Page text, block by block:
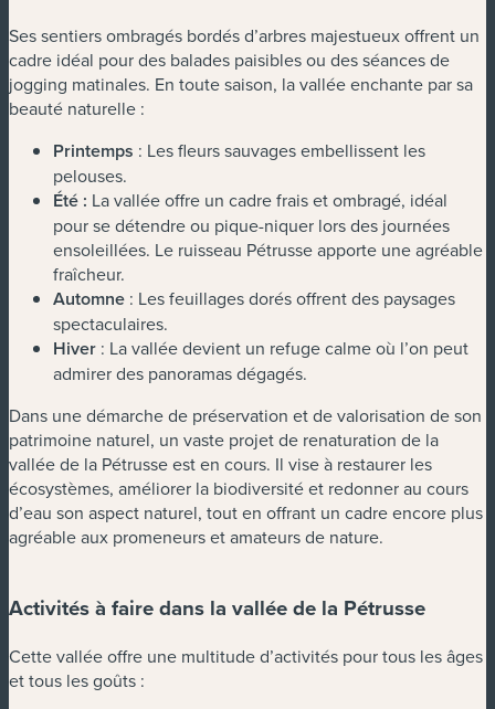
Ses sentiers ombragés bordés d’arbres majestueux offrent un
cadre idéal pour des balades paisibles ou des séances de
jogging matinales. En toute saison, la vallée enchante par sa
beauté naturelle :
Printemps : Les fleurs sauvages embellissent les
pelouses.
Été : La vallée offre un cadre frais et ombragé, idéal
pour se détendre ou pique-niquer lors des journées
ensoleillées. Le ruisseau Pétrusse apporte une agréable
fraîcheur.
Automne : Les feuillages dorés offrent des paysages
spectaculaires.
Hiver : La vallée devient un refuge calme où l’on peut
admirer des panoramas dégagés.
Dans une démarche de préservation et de valorisation de son
patrimoine naturel, un vaste projet de renaturation de la
vallée de la Pétrusse est en cours. Il vise à restaurer les
écosystèmes, améliorer la biodiversité et redonner au cours
d’eau son aspect naturel, tout en offrant un cadre encore plus
agréable aux promeneurs et amateurs de nature.
Activités à faire dans la vallée de la Pétrusse
Cette vallée offre une multitude d’activités pour tous les âges
et tous les goûts :